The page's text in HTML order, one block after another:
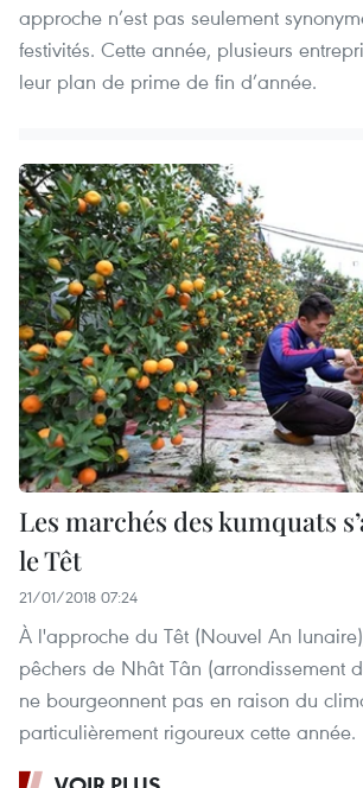
approche n’est pas seulement
festivités. Cette année, plusieurs
leur plan de prime de fin d’année.
Les marchés des kumquats
le Têt
21/01/2018 07:24
À l'approche du Têt (Nouvel An
pêchers de Nhât Tân (arrondissement
ne bourgeonnent pas en raison du
particulièrement rigoureux cette année.